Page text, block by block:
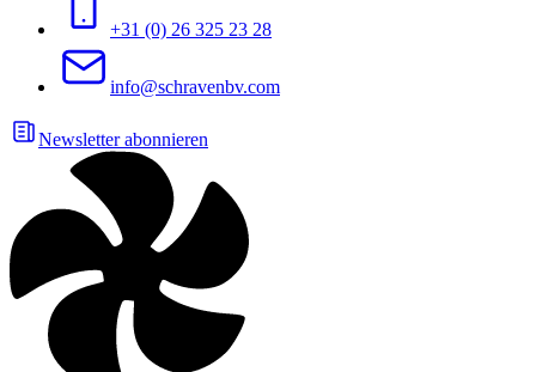
+31 (0) 26 325 23 28
info@schravenbv.com
Newsletter abonnieren